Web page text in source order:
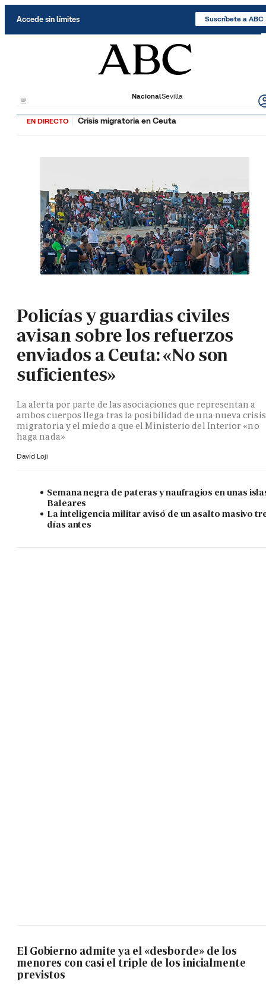
Accede sin límites Suscríbete a ABC
NacionalSevilla
EN DIRECTO Crisis migratoria en Ceuta
Policías y guardias civiles
avisan sobre los refuerzos
enviados a Ceuta: «No son
suficientes»
La alerta por parte de las asociaciones que representan a
ambos cuerpos llega tras la posibilidad de una nueva crisis
migratoria y el miedo a que el Ministerio del Interior «no
haga nada»
David Loji
Semana negra de pateras y naufragios en unas
Baleares
La inteligencia militar avisó de un asalto masivo
días antes
El Gobierno admite ya el «desborde» de los
menores con casi el triple de los inicialmente
previstos